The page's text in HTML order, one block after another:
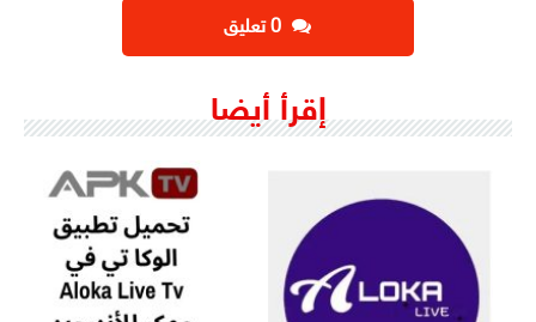
إقرأ أيضا